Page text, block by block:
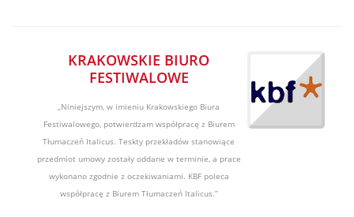
KRAKOWSKIE BIURO
FESTIWALOWE
„Niniejszym, w imieniu Krakowskiego Biura
Festiwalowego, potwierdzam współpracę z Biurem
Tłumaczeń Italicus. Teskty przekładów stanowiące
przedmiot umowy zostały oddane w terminie, a prace
wykonano zgodnie z oczekiwaniami. KBF poleca
współpracę z Biurem Tłumaczeń Italicus.”